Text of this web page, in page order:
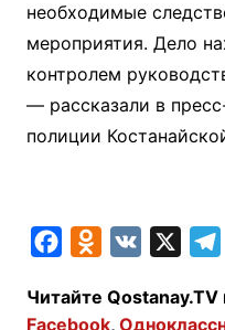
необходимые
мероприятия. Дело
контролем
— рассказали в
полиции
c
n
l
Читайте Qostanay.TV
Facebook,